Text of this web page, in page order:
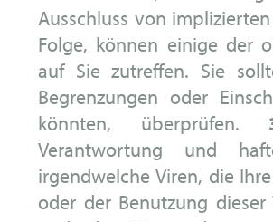
Ausschluss von
Folge, können einige der
auf Sie zutreffen. Sie
Begrenzungen oder
könnten, überprüfen.
Verantwortung und
irgendwelche Viren, die
oder der Benutzung